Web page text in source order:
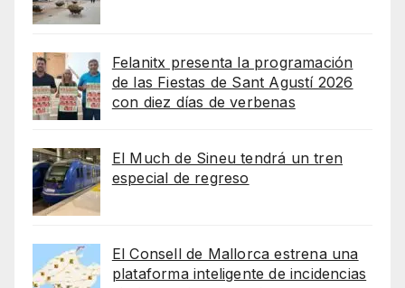
Felanitx presenta la programación
de las Fiestas de Sant Agustí 2026
con diez días de verbenas
El Much de Sineu tendrá un tren
especial de regreso
El Consell de Mallorca estrena una
plataforma inteligente de incidencias